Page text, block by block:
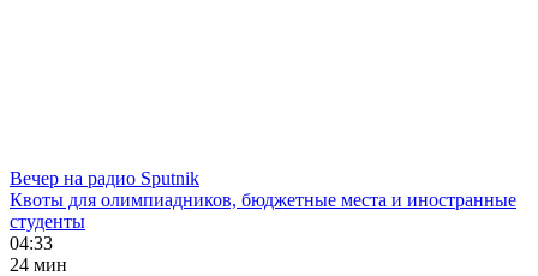
Вечер на радио Sputnik
Квоты для олимпиадников, бюджетные места и иностранные
студенты
04:33
24 мин